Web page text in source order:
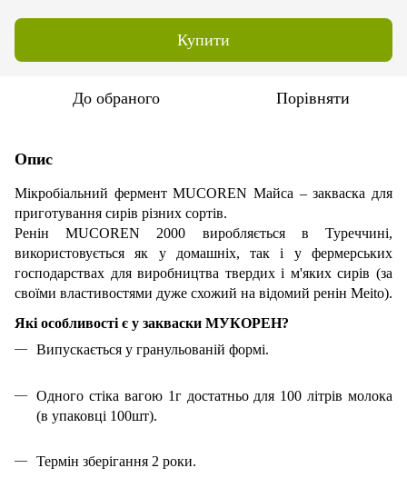
Купити
До обраного Порівняти
Опис
Мікробіальний фермент MUCOREN Майса – закваска для
приготування сирів різних сортів.
Ренін MUCOREN 2000 виробляється в Туреччині,
використовується як у домашніх, так і у фермерських
господарствах для виробництва твердих і м'яких сирів (за
своїми властивостями дуже схожий на відомий ренін Meito).
Які особливості є у закваски МУКОРЕН?
Випускається у гранульованій формі.
Одного стіка вагою 1г достатньо для 100 літрів молока
(в упаковці 100шт).
Термін зберігання 2 роки.